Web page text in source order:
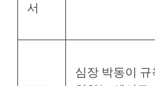
서
심장 박동이